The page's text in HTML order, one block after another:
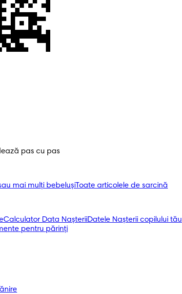
pas cu pas
mai mulți bebelușiToate articolele de sarcină
Calculator Data NașteriiDatele Nașterii copilului tău
pentru părinți